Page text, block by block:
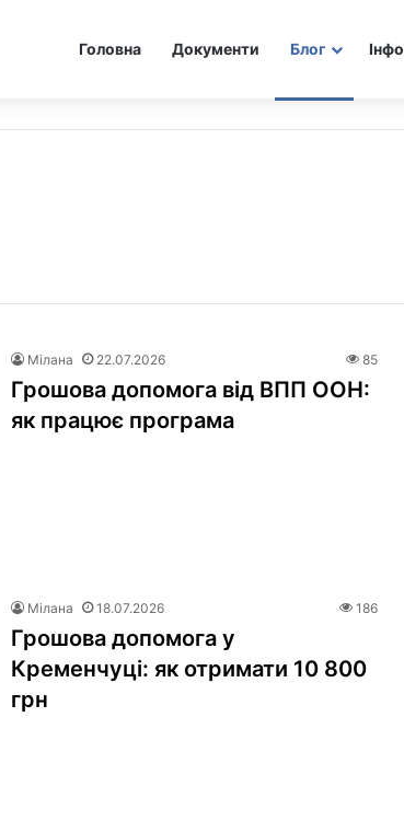
Головна Документи Блог Інфо
Мілана 22.07.2026 85
Грошова допомога від ВПП ООН:
як працює програма
Мілана 18.07.2026 186
Грошова допомога у
Кременчуці: як отримати 10 800
грн